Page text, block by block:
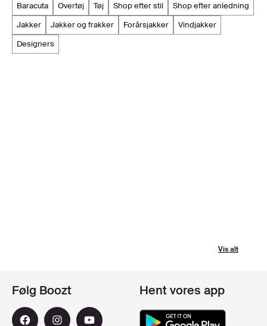
baracuta overtøj tøj shop efter stil
shop efter anledning
jakker
jakker og frakker forårsjakker
vindjakker
designers
Vis alt
Følg Boozt Hent vores app